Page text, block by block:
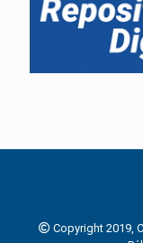
Copyright 2019,